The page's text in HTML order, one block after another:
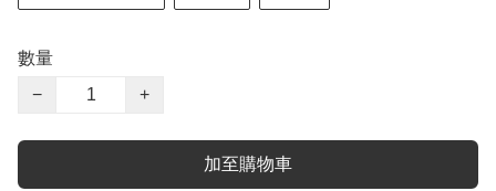
數量
−
+
加至購物車